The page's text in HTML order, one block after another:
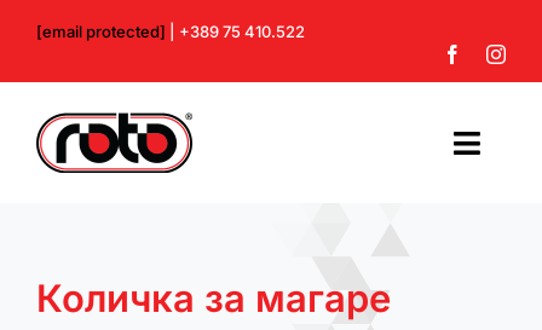
content
[email protected] | +389 75 410.522
За нас
Количка за магаре